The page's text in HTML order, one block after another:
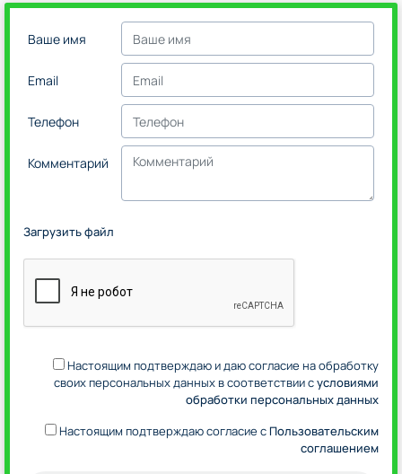
Ваше имя
Email
Телефон
Комментарий
Загрузить файл
Настоящим подтверждаю и даю согласие на обработку
своих персональных данных в соответствии сусловиями
обработки персональных данных
Настоящим подтверждаю согласие сПользовательским
соглашением